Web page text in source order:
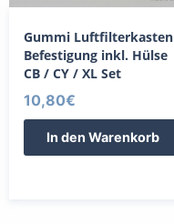
Gummi Luftfilterkasten
Befestigung inkl. Hülse
CB / CY / XL Set
10,80€
In den Warenkorb